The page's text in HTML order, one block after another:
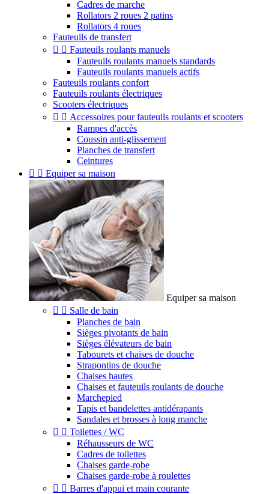
Cadres de marche
Rollators 2 roues 2 patins
Rollators 4 roues
Fauteuils de transfert
  Fauteuils roulants manuels
Fauteuils roulants manuels standards
Fauteuils roulants manuels actifs
Fauteuils roulants confort
Fauteuils roulants électriques
Scooters électriques
  Accessoires pour fauteuils roulants et scooters
Rampes d'accès
Coussin anti-glissement
Planches de transfert
Ceintures
  Equiper sa maison
Equiper sa maison
  Salle de bain
Planches de bain
Sièges pivotants de bain
Sièges élévateurs de bain
Tabourets et chaises de douche
Strapontins de douche
Chaises hautes
Chaises et fauteuils roulants de douche
Marchepied
Tapis et bandelettes antidérapants
Sandales et brosses à long manche
  Toilettes / WC
Réhausseurs de WC
Cadres de toilettes
Chaises garde-robe
Chaises garde-robe à roulettes
  Barres d'appui et main courante